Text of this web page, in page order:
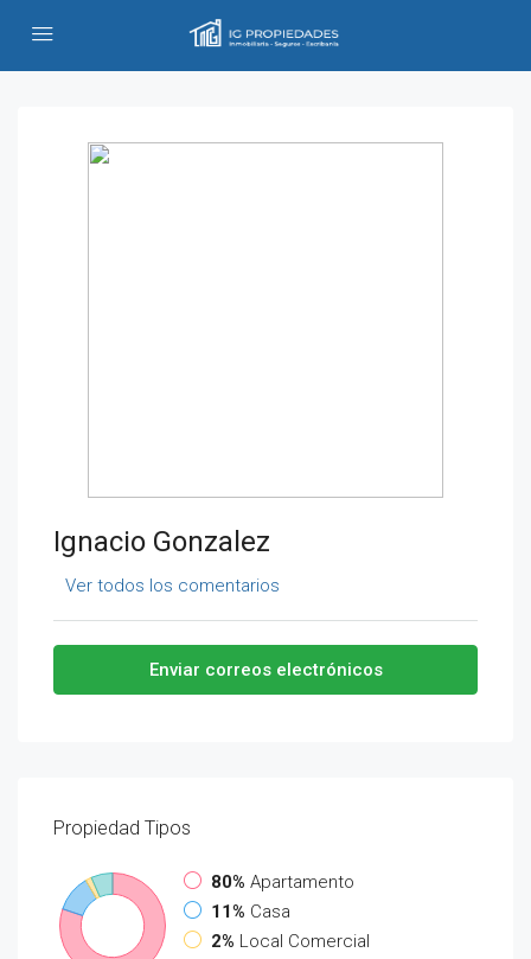
Ignacio Gonzalez
Ver todos los comentarios
Enviar correos electrónicos
Propiedad Tipos
80% Apartamento
11% Casa
2% Local Comercial